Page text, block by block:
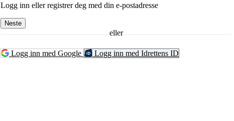
Logg inn eller registrer deg med din e-postadresse
Neste
eller
Logg inn med Google Logg inn med Idrettens ID